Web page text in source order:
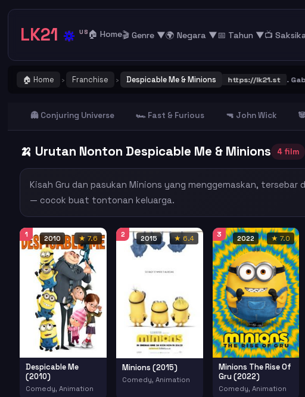
LK21 🔅 US 🏠 Home🎬 Genre ▼🌍 Negara ▼📅 Tahun ▼📺
🏠 Home › Franchise › Despicable Me & Minions
PENTING ! Catat dan Bookmark alamat URL LK21 https://lk21.st .
👻 Conjuring Universe 🏎️ Fast & Furious 🔫 John Wick
🍌 Urutan Nonton Despicable Me & Minions 4 film
Kisah Gru dan pasukan Minions yang menggemaskan,
— cocok buat tontonan keluarga.
1
2010 ★ 7.6
Despicable Me
(2010)
Comedy, Animation
2
2015 ★ 6.4
Minions (2015)
Comedy, Animation
3
2022 ★ 7.0
Minions The Rise Of
Gru (2022)
Comedy, Animation